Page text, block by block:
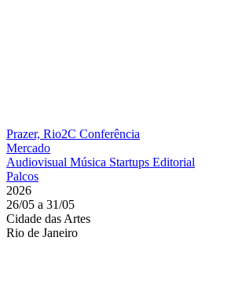
Prazer, Rio2C Conferência
Mercado
Audiovisual Música Startups Editorial
Palcos
2026
26/05 a 31/05
Cidade das Artes
Rio de Janeiro